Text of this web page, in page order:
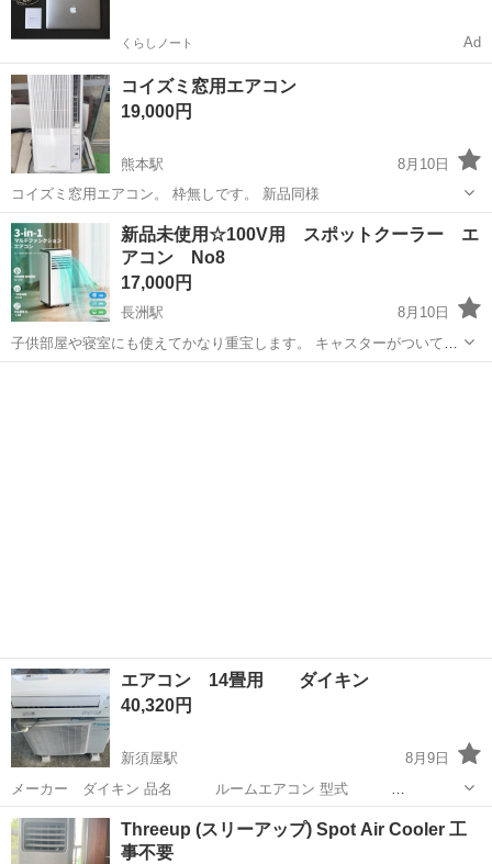
くらしノート Ad
コイズミ窓用エアコン
19,000円
熊本駅
8月10日
コイズミ窓用エアコン。 枠無しです。 新品同様
熊本 熊本市 熊本駅 季節、空調家電 コイズミ
新品未使用☆100V用 スポットクーラー エ
アコン No8
17,000円
長洲駅
8月10日
子供部屋や寝室にも使えてかなり重宝します。 キャスターがついてい
るので移動が楽でかなり使い勝手がいいです。 また、この商品はクー
エアコン 14畳用 ダイキン
40,320円
新須屋駅
8月9日
メーカー ダイキン 品名 ルームエアコン 型式
AN40XEPK-W 製造年式 2020年 適合畳数 14畳〜18畳 電源電圧
200v 基本工事別途 2万 (配管長さ4m以上、配管カバー、コンセント
工事などは別料金...
熊本 熊本市 季節、空調家電
Threeup (スリーアップ) Spot Air Cooler 工
事不要